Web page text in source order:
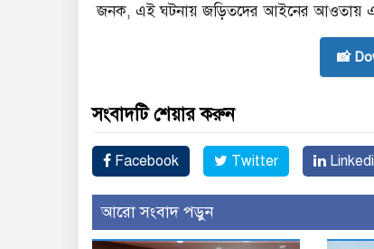
জনক, এই ঘটনায় জড়িতদের আইনের আওতায়
📸
সংবাদটি শেয়ার করুন
Facebook Twitter
আরো সংবাদ পড়ুন